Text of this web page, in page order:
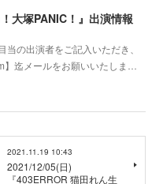
大塚PANIC！』出演情報
の出演者をご記入いただき、
迄メールをお願いいたしま…
2021.11.19 10:43
2021/12/05(日)
『403ERROR 猫田れん生